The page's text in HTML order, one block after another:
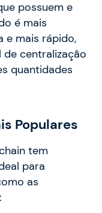
possuem e
é mais
e mais rápido,
centralização
quantidades
Populares
tem
para
as